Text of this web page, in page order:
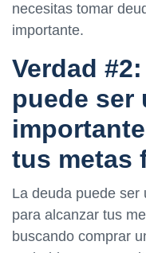
necesitas tomar
importante.
Verdad
puede ser
tus metas
La deuda puede ser
para alcanzar tus
buscando comprar